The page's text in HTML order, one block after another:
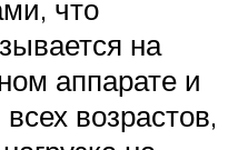
что
на
аппарате и
возрастов,